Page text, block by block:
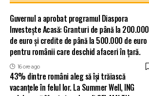
Guvernul a aprobat programul Diaspora
Investește Acasă: Granturi de până la 200.000
de euro și credite de până la 500.000 de euro
pentru românii care deschid afaceri în țară.
16 ore ago
43% dintre români aleg să își trăiască
vacanțele în felul lor. La Summer Well, ING